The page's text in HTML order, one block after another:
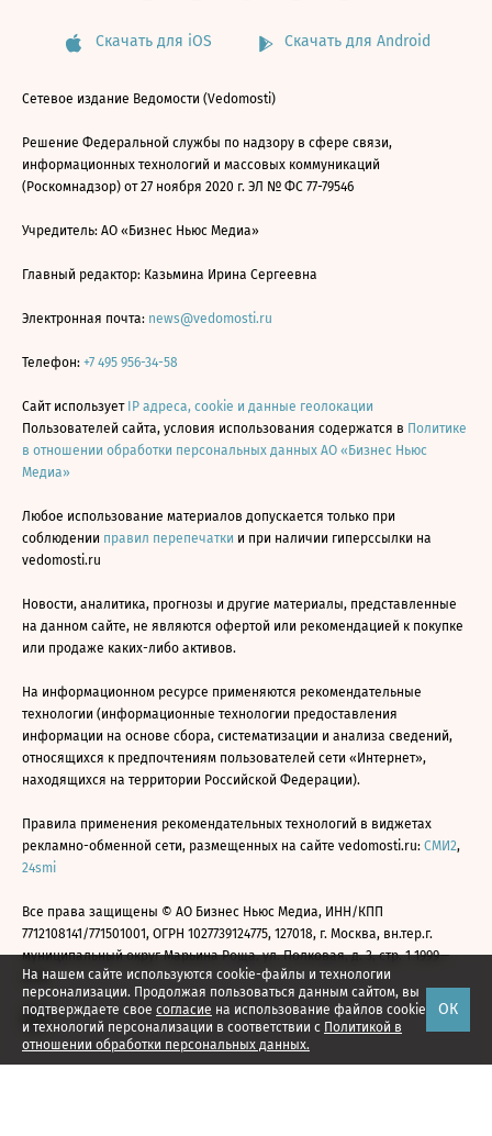
На нашем сайте используются cookie-файлы и технологии
персонализации. Продолжая пользоваться данным сайтом, вы
подтверждаете свое согласие на использование файлов cookie
и технологий персонализации в соответствии с Политикой в
отношении обработки персональных данных.
ОК
Скачать для iOS Скачать для Android
Сетевое издание Ведомости (Vedomosti)
Решение Федеральной службы по надзору в сфере связи,
информационных технологий и массовых коммуникаций
(Роскомнадзор) от 27 ноября 2020 г. ЭЛ № ФС 77-79546
Учредитель: АО «Бизнес Ньюс Медиа»
Главный редактор: Казьмина Ирина Сергеевна
Электронная почта: news@vedomosti.ru
Телефон: +7 495 956-34-58
Сайт использует IP адреса, cookie и данные геолокации
Пользователей сайта, условия использования содержатся в Политике
в отношении обработки персональных данных АО «Бизнес Ньюс
Медиа»
Любое использование материалов допускается только при
соблюдении правил перепечатки и при наличии гиперссылки на
vedomosti.ru
Новости, аналитика, прогнозы и другие материалы, представленные
на данном сайте, не являются офертой или рекомендацией к покупке
или продаже каких-либо активов.
На информационном ресурсе применяются рекомендательные
технологии (информационные технологии предоставления
информации на основе сбора, систематизации и анализа сведений,
относящихся к предпочтениям пользователей сети «Интернет»,
находящихся на территории Российской Федерации).
Правила применения рекомендательных технологий в виджетах
рекламно-обменной сети, размещенных на сайте vedomosti.ru: СМИ2,
24smi
Все права защищены © АО Бизнес Ньюс Медиа, ИНН/КПП
7712108141/771501001, ОГРН 1027739124775, 127018, г. Москва, вн.тер.г.
муниципальный округ Марьина Роща, ул. Полковая, д. 3, стр. 1 1999—
2026